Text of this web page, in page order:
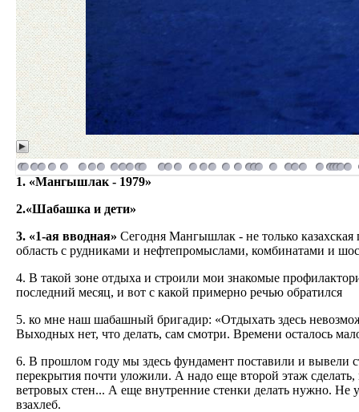
1. «Мангышлак - 1979»
2.«Шабашка и дети»
3. «1-ая вводная» Сегодня Мангышлак - не только
область с рудниками и нефтепромыслами, комбинатами и
4. В такой зоне отдыха и строили мои знакомые
последний месяц, и вот с какой примерно речью обратился
5. ко мне наш шабашный бригадир: «Отдыхать здесь
Выходных нет, что делать, сам смотри. Времени осталось
6. В прошлом году мы здесь фундамент поставили и вывели
перекрытия почти уложили. А надо еще второй этаж
ветровых стен... А еще внутренние стенки делать нужно.
взахлеб.